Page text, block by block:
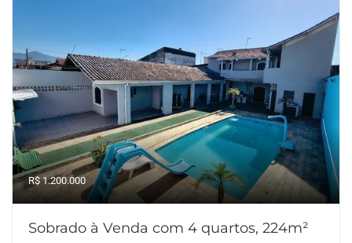
R$ 1.200.000
Sobrado à Venda com 4 quartos, 224m²